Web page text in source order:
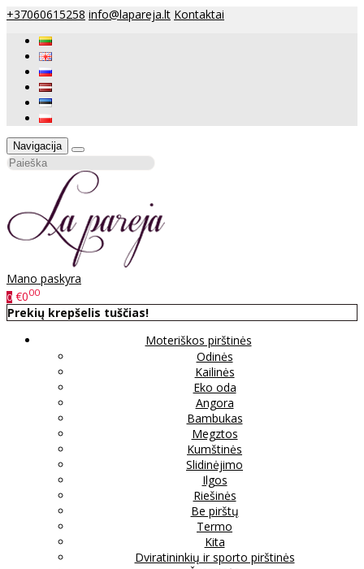
+37060615258 info@lapareja.lt Kontaktai
Navigacija
Mano paskyra
0 €000
Prekių krepšelis tuščias!
Moteriškos pirštinės
Odinės
Kailinės
Eko oda
Angora
Bambukas
Megztos
Kumštinės
Slidinėjimo
Ilgos
Riešinės
Be pirštų
Termo
Kita
Dviratininkių ir sporto pirštinės